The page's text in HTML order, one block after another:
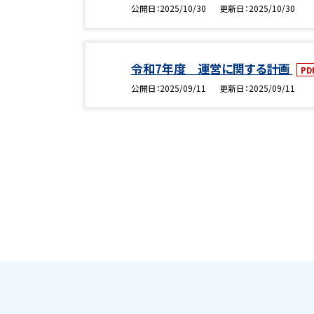
公開日 2025/10/30 更新日 2025/10/30
令和7年度 運営に関する計画
公開日 2025/09/11 更新日 2025/09/11